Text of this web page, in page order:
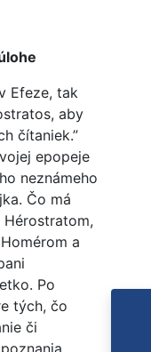
Efeze, tak
aby
čítaniek.”
epopeje
neznámeho
Čo má
Hérostratom,
a
Po
tých, čo
či